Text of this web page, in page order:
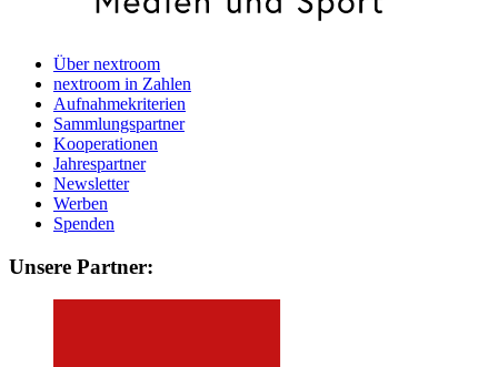
Über nextroom
nextroom in Zahlen
Aufnahmekriterien
Sammlungspartner
Kooperationen
Jahrespartner
Newsletter
Werben
Spenden
Unsere Partner: